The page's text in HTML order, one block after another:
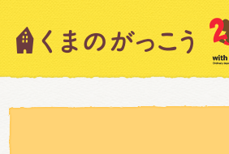
キャラクター紹介